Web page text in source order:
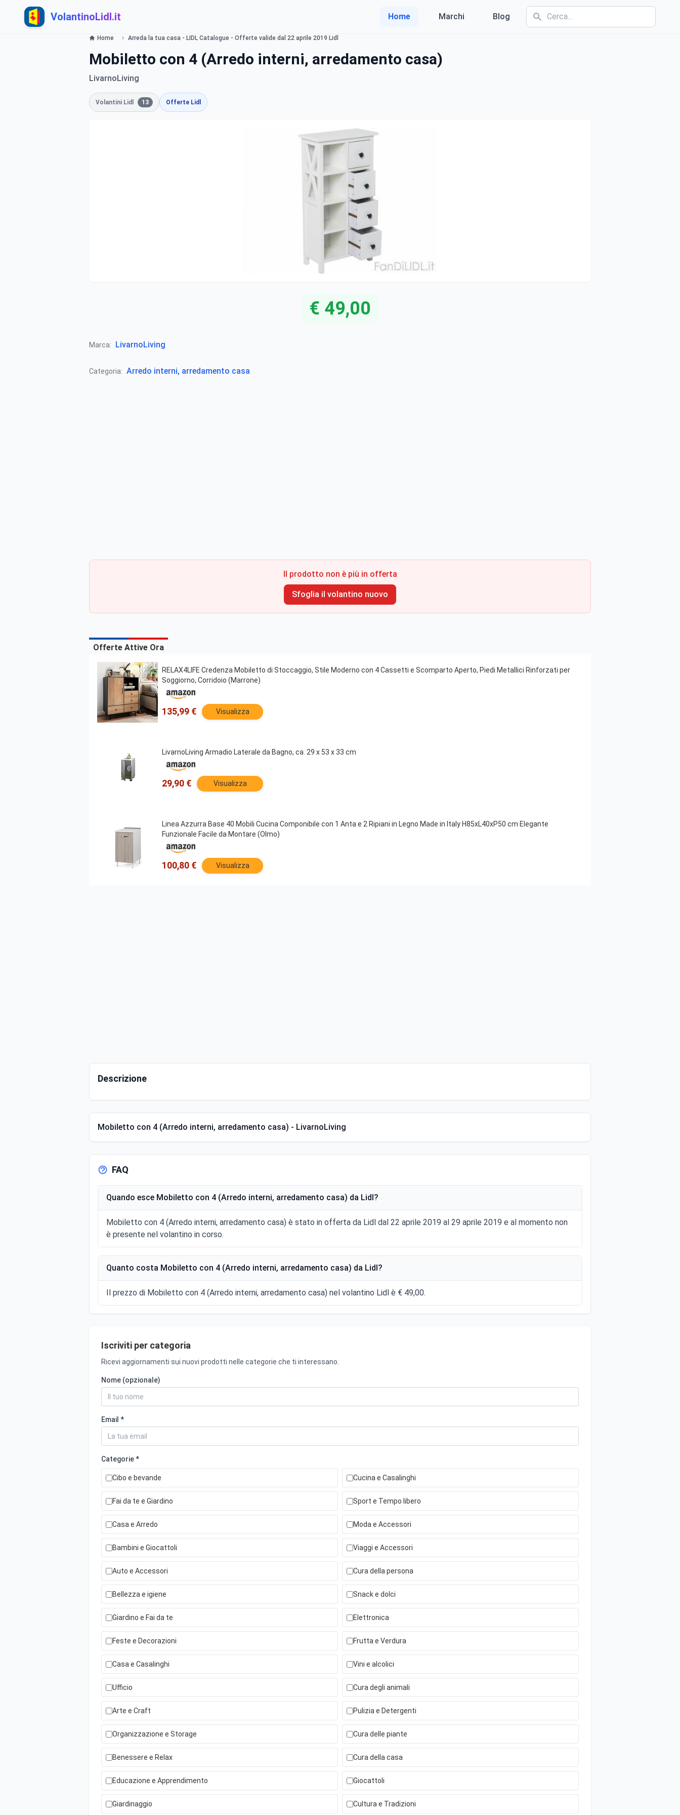
VolantinoLidl.it Home Marchi Blog
Home Arreda la tua casa - LIDL Catalogue - Offerte valide dal 22 aprile 2019 Lidl
Mobiletto con 4 (Arredo interni, arredamento casa)
LivarnoLiving
Volantini Lidl 13 Offerte Lidl
€ 49,00
Marca: LivarnoLiving
Categoria: Arredo interni, arredamento casa
Il prodotto non è più in offerta
Sfoglia il volantino nuovo
Offerte Attive Ora
RELAX4LIFE Credenza Mobiletto di Stoccaggio, Stile Moderno con 4 Cassetti e Scomparto Aperto, Piedi Metallici Rinforzati per
Soggiorno, Corridoio (Marrone)
135,99 € Visualizza
LivarnoLiving Armadio Laterale da Bagno, ca. 29 x 53 x 33 cm
29,90 € Visualizza
Linea Azzurra Base 40 Mobili Cucina Componibile con 1 Anta e 2 Ripiani in Legno Made in Italy H85xL40xP50 cm Elegante
Funzionale Facile da Montare (Olmo)
100,80 € Visualizza
Descrizione
Mobiletto con 4 (Arredo interni, arredamento casa) - LivarnoLiving
FAQ
Quando esce Mobiletto con 4 (Arredo interni, arredamento casa) da Lidl?
Mobiletto con 4 (Arredo interni, arredamento casa) è stato in offerta da Lidl dal 22 aprile 2019 al 29 aprile 2019 e al momento non
è presente nel volantino in corso.
Quanto costa Mobiletto con 4 (Arredo interni, arredamento casa) da Lidl?
Il prezzo di Mobiletto con 4 (Arredo interni, arredamento casa) nel volantino Lidl è € 49,00.
Iscriviti per categoria
Ricevi aggiornamenti sui nuovi prodotti nelle categorie che ti interessano.
Nome (opzionale)
Email *
Categorie *
Cibo e bevande Cucina e Casalinghi
Fai da te e Giardino Sport e Tempo libero
Casa e Arredo Moda e Accessori
Bambini e Giocattoli Viaggi e Accessori
Auto e Accessori Cura della persona
Bellezza e igiene Snack e dolci
Giardino e Fai da te Elettronica
Feste e Decorazioni Frutta e Verdura
Casa e Casalinghi Vini e alcolici
Ufficio Cura degli animali
Arte e Craft Pulizia e Detergenti
Organizzazione e Storage Cura delle piante
Benessere e Relax Cura della casa
Educazione e Apprendimento Giocattoli
Giardinaggio Cultura e Tradizioni